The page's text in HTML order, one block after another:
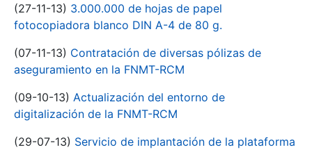
(27-11-13) 3.000.000 de hojas de papel
fotocopiadora blanco DIN A-4 de 80 g.
(07-11-13) Contratación de diversas pólizas de
aseguramiento en la FNMT-RCM
(09-10-13) Actualización del entorno de
digitalización de la FNMT-RCM
(29-07-13) Servicio de implantación de la plataforma